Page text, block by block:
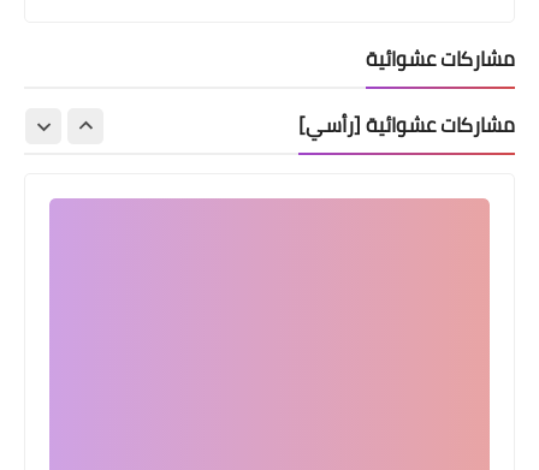
مشاركات عشوائية
مشاركات عشوائية [رأسي]